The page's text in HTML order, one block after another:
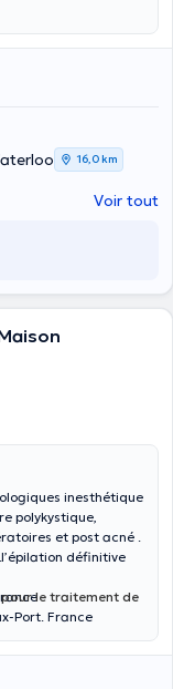
16,0 km
Voir tout
inesthétique
polykystique,
et post acné .
définitive
Port. France
exemple
le traitement de